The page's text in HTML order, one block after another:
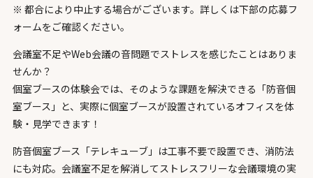
※ 都合により中止する場合がございます。詳しくは下部の応募フ
ォームをご確認ください。
会議室不足やWeb会議の音問題でストレスを感じたことはありま
せんか？
個室ブースの体験会では、そのような課題を解決できる「防音個
室ブース」と、実際に個室ブースが設置されているオフィスを体
験・見学できます！
防音個室ブース「テレキューブ」は工事不要で設置でき、消防法
にも対応。会議室不足を解消してストレスフリーな会議環境の実